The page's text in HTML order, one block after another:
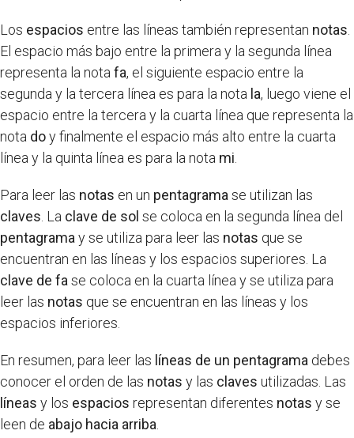
Los espacios entre las líneas también representan notas
El espacio más bajo entre la primera y la segunda línea
representa la nota fa, el siguiente espacio entre la
segunda y la tercera línea es para la nota la, luego viene el
espacio entre la tercera y la cuarta línea que representa la
nota doy finalmente el espacio más alto entre la cuarta
línea y la quinta línea es para la nota mi
Para leer las notas en un pentagrama se utilizan las
claves . La clave de sol se coloca en la segunda línea del
pentagrama y se utiliza para leer las notas que se
encuentran en las líneas y los espacios superiores. La
clave de fa se coloca en la cuarta línea y se utiliza para
leer las notas que se encuentran en las líneas y los
espacios inferiores.
En resumen, para leer las líneas de un pentagrama debes
conocer el orden de las notas y las claves utilizadas. Las
líneas y los espacios representan diferentes notas y se
leen de abajo hacia arriba